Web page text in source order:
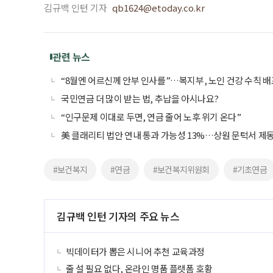
김규백 인턴 기자 qb1624@etoday.co.kr
관련 뉴스
“8월엔 어르신께 안부 인사를”…복지부, 노인 건강 수칙
국민연금 더 많이 받는 법, 추납을 아시나요?
“인구문제 이대로 두면, 연금 줄어 노후 위기 온다”
美 클래리티 법안 연내 통과 가능성 13%…상원 문턱서 제
#보건복지 #연금 #보건복지위원회 #기초연금
김규백 인턴 기자의 주요 뉴스
빅데이터가 뽑은 시니어 추천 교육과정
줄 설 필요 없다, 온라인 명품 플랫폼 호황